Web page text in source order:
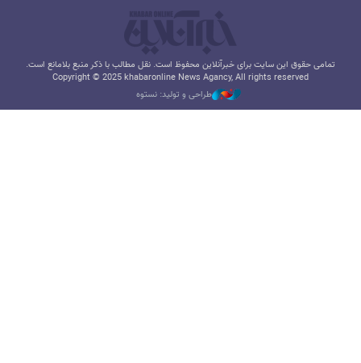
تمامی حقوق این سایت برای خبرآنلاین محفوظ است. نقل مطالب با ذکر منبع بلامانع است.
Copyright © 2025 khabaronline News Agancy, All rights reserved
طراحی و تولید: نستوه